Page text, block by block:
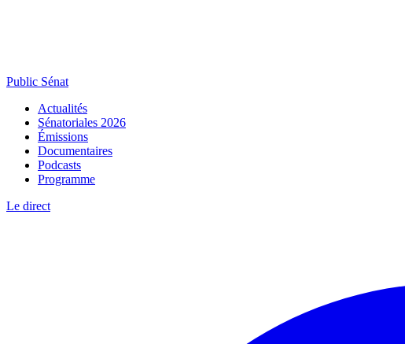
Public Sénat
Actualités
Sénatoriales 2026
Émissions
Documentaires
Podcasts
Programme
Le direct